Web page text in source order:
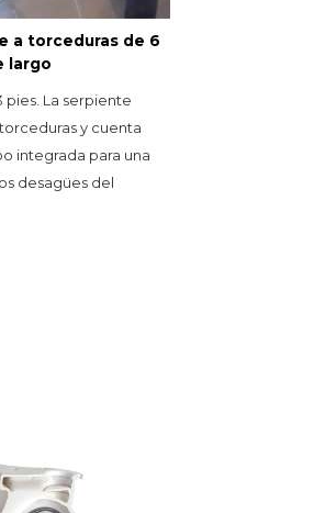
a torceduras de 6
largo
pies. La serpiente
y cuenta
integrada para una
desagües del